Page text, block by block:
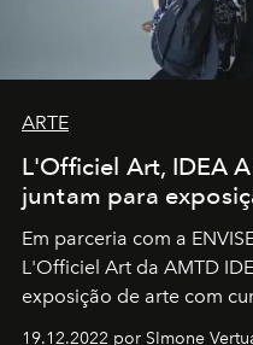
ARTE
L'Officiel Art, IDEA
juntam para
Em parceria com a
L'Officiel Art da AMTD
exposição de arte com
19.12.2022 por SImone